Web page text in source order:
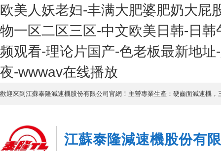
欧美人妖老妇-丰满大肥婆肥奶大屁
物一区二区三区-中文欧美日韩-日
频观看-理论片国产-色老板最新地
夜-wwwav在线播放
歡迎來到江蘇泰隆減速機股份有限公司官網！主營專業生產：硬齒面減速機
江蘇泰隆減速機股份有